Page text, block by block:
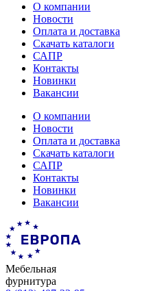
О компании
Новости
Оплата и доставка
Скачать каталоги
САПР
Контакты
Новинки
Вакансии
О компании
Новости
Оплата и доставка
Скачать каталоги
САПР
Контакты
Новинки
Вакансии
Мебельная
фурнитура